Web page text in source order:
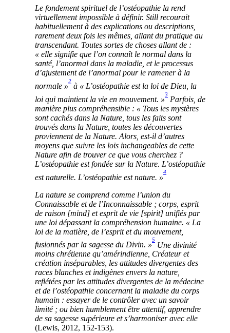
Le fondement spirituel de l’ostéopathie la rend
virtuellement impossible à définir. Still recourait
habituellement à des explications ou descriptions,
rarement deux fois les mêmes, allant du pratique au
transcendant. Toutes sortes de choses allant de :
« elle signifie que l’on connaît le normal dans la
santé, l’anormal dans la maladie, et le processus
d’ajustement de l’anormal pour le ramener à la
normale »
2
à « L’ostéopathie est la loi de Dieu, la
loi qui maintient la vie en mouvement. »
3
Parfois, de
manière plus compréhensible : « Tous les mystères
sont cachés dans la Nature, tous les faits sont
trouvés dans la Nature, toutes les découvertes
proviennent de la Nature. Alors, est-il d’autres
moyens que suivre les lois inchangeables de cette
Nature afin de trouver ce que vous cherchez ?
L’ostéopathie est fondée sur la Nature. L’ostéopathie
est naturelle. L’ostéopathie est nature. »
4
La nature se comprend comme l’union du
Connaissable et de l’Inconnaissable ; corps, esprit
de raison [mind] et esprit de vie [spirit] unifiés par
une loi dépassant la compréhension humaine. « La
loi de la matière, de l’esprit et du mouvement,
fusionnés par la sagesse du Divin. »
5
Une divinité
moins chrétienne qu’amérindienne, Créateur et
création inséparables, les attitudes divergentes des
races blanches et indigènes envers la nature,
reflétées par les attitudes divergentes de la médecine
et de l’ostéopathie concernant la maladie du corps
humain : essayer de le contrôler avec un savoir
limité ; ou bien humblement être attentif, apprendre
de sa sagesse supérieure et s’harmoniser avec elle
(Lewis, 2012, 152-153).